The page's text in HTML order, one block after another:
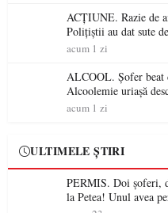
ACȚIUNE. Razie de
Polițiștii au dat sute
permis într-o singură zi
acum 1 zi
ALCOOL. Șofer
Alcoolemie uriașă
acum 1 zi
ULTIMELE ȘTIRI
PERMIS. Doi șoferi,
la Petea! Unul avea